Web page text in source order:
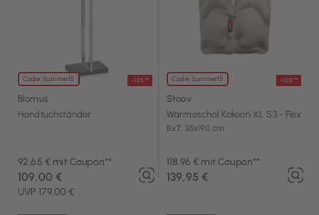
Code: Summer15 -15%**
Blomus
Handtuchständer
92,65 € mit Coupon**
UVP 179,00 €
109,00 €
Code: Summer15 -15%**
Stoov
Wärmeschal Kokoon XL S3 - Flex
BxT: 35x190 cm
118,96 € mit Coupon**
139,95 €